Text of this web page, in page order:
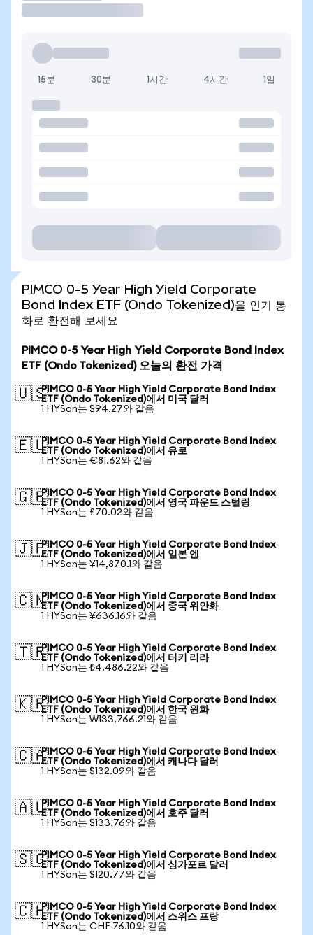
15분 30분 1시간 4시간 1일
PIMCO 0-5 Year High Yield Corporate
Bond Index ETF (Ondo Tokenized)을 인기 통
화로 환전해 보세요
PIMCO 0-5 Year High Yield Corporate Bond Index
ETF (Ondo Tokenized) 오늘의 환전 가격
🇺🇸PIMCO 0-5 Year High Yield Corporate Bond Index
ETF (Ondo Tokenized)에서 미국 달러
1 HYSon는 $94.27와 같음
🇪🇺PIMCO 0-5 Year High Yield Corporate Bond Index
ETF (Ondo Tokenized)에서 유로
1 HYSon는 €81.62와 같음
🇬🇧PIMCO 0-5 Year High Yield Corporate Bond Index
ETF (Ondo Tokenized)에서 영국 파운드 스털링
1 HYSon는 £70.02와 같음
🇯🇵PIMCO 0-5 Year High Yield Corporate Bond Index
ETF (Ondo Tokenized)에서 일본 엔
1 HYSon는 ¥14,870.1와 같음
🇨🇳PIMCO 0-5 Year High Yield Corporate Bond Index
ETF (Ondo Tokenized)에서 중국 위안화
1 HYSon는 ¥636.16와 같음
🇹🇷PIMCO 0-5 Year High Yield Corporate Bond Index
ETF (Ondo Tokenized)에서 터키 리라
1 HYSon는 ₺4,486.22와 같음
🇰🇷PIMCO 0-5 Year High Yield Corporate Bond Index
ETF (Ondo Tokenized)에서 한국 원화
1 HYSon는 ₩133,766.21와 같음
🇨🇦PIMCO 0-5 Year High Yield Corporate Bond Index
ETF (Ondo Tokenized)에서 캐나다 달러
1 HYSon는 $132.09와 같음
🇦🇺PIMCO 0-5 Year High Yield Corporate Bond Index
ETF (Ondo Tokenized)에서 호주 달러
1 HYSon는 $133.76와 같음
🇸🇬PIMCO 0-5 Year High Yield Corporate Bond Index
ETF (Ondo Tokenized)에서 싱가포르 달러
1 HYSon는 $120.77와 같음
🇨🇭PIMCO 0-5 Year High Yield Corporate Bond Index
ETF (Ondo Tokenized)에서 스위스 프랑
1 HYSon는 CHF 76.10와 같음